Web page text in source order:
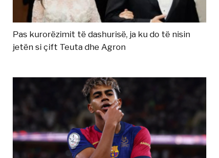
Pas kurorëzimit të dashurisë, ja ku do të nisin
jetën si çift Teuta dhe Agron